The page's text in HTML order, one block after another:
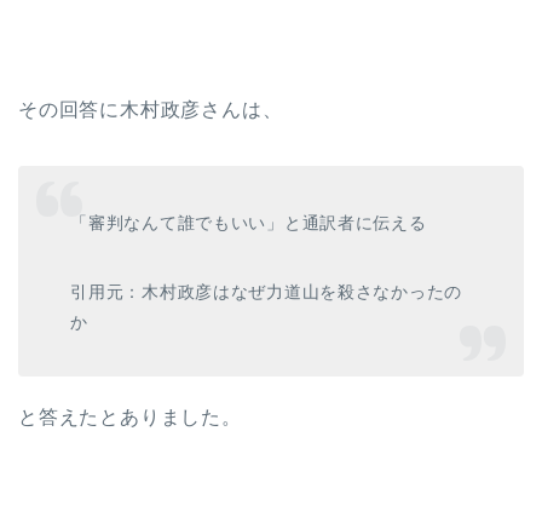
その回答に木村政彦さんは、
「審判なんて誰でもいい」と通訳者に伝える
引用元：木村政彦はなぜ力道山を殺さなかったの
か
と答えたとありました。